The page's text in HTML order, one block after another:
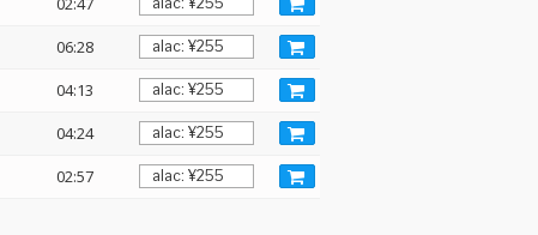
06:28
04:13
04:24
02:57